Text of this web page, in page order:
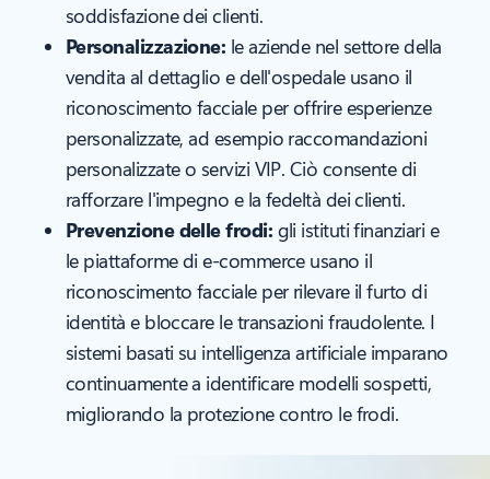
soddisfazione dei clienti.
Personalizzazione: le aziende nel settore della
vendita al dettaglio e dell'ospedale usano il
riconoscimento facciale per offrire esperienze
personalizzate, ad esempio raccomandazioni
personalizzate o servizi VIP. Ciò consente di
rafforzare l'impegno e la fedeltà dei clienti.
Prevenzione delle frodi: gli istituti finanziari e
le piattaforme di e-commerce usano il
riconoscimento facciale per rilevare il furto di
identità e bloccare le transazioni fraudolente. I
sistemi basati su intelligenza artificiale imparano
continuamente a identificare modelli sospetti,
migliorando la protezione contro le frodi.